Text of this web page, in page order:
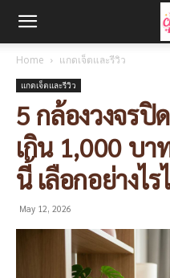
Home แกดเจ็ตและรีวิว
แกดเจ็ตและรีวิว
5 กล้องวงจรปิ
เกิน 1,000 บ
นี้ เลือกอย่างไ
May 12, 2026